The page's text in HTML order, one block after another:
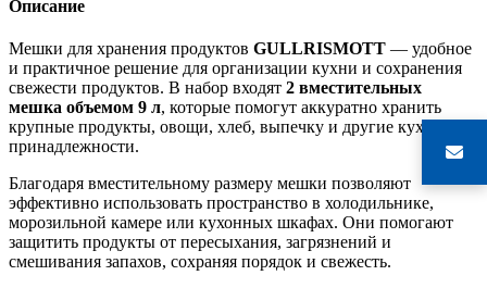
Описание
Мешки для хранения продуктов GULLRISMOTT — удобное
и практичное решение для организации кухни и сохранения
свежести продуктов. В набор входят 2 вместительных
мешка объемом 9 л, которые помогут аккуратно хранить
крупные продукты, овощи, хлеб, выпечку и другие кухонные
принадлежности.
Благодаря вместительному размеру мешки позволяют
эффективно использовать пространство в холодильнике,
морозильной камере или кухонных шкафах. Они помогают
защитить продукты от пересыхания, загрязнений и
смешивания запахов, сохраняя порядок и свежесть.